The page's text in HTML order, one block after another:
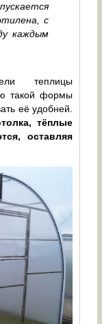
с
каждым
теплицы
такой формы
её удобней.
тёплые
оставляя